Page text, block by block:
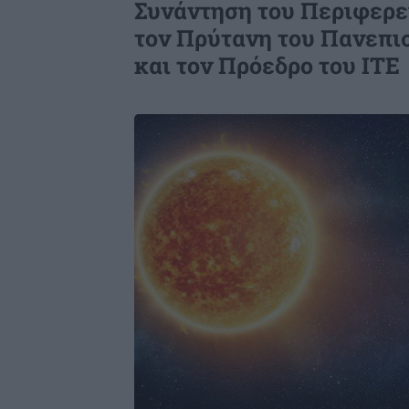
Συνάντηση του
τον Πρύτανη του
και τον Πρόεδρο του ΙΤΕ